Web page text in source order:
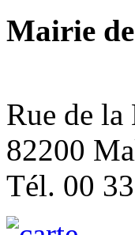
Mairie
Rue de
82200
Tél. 00